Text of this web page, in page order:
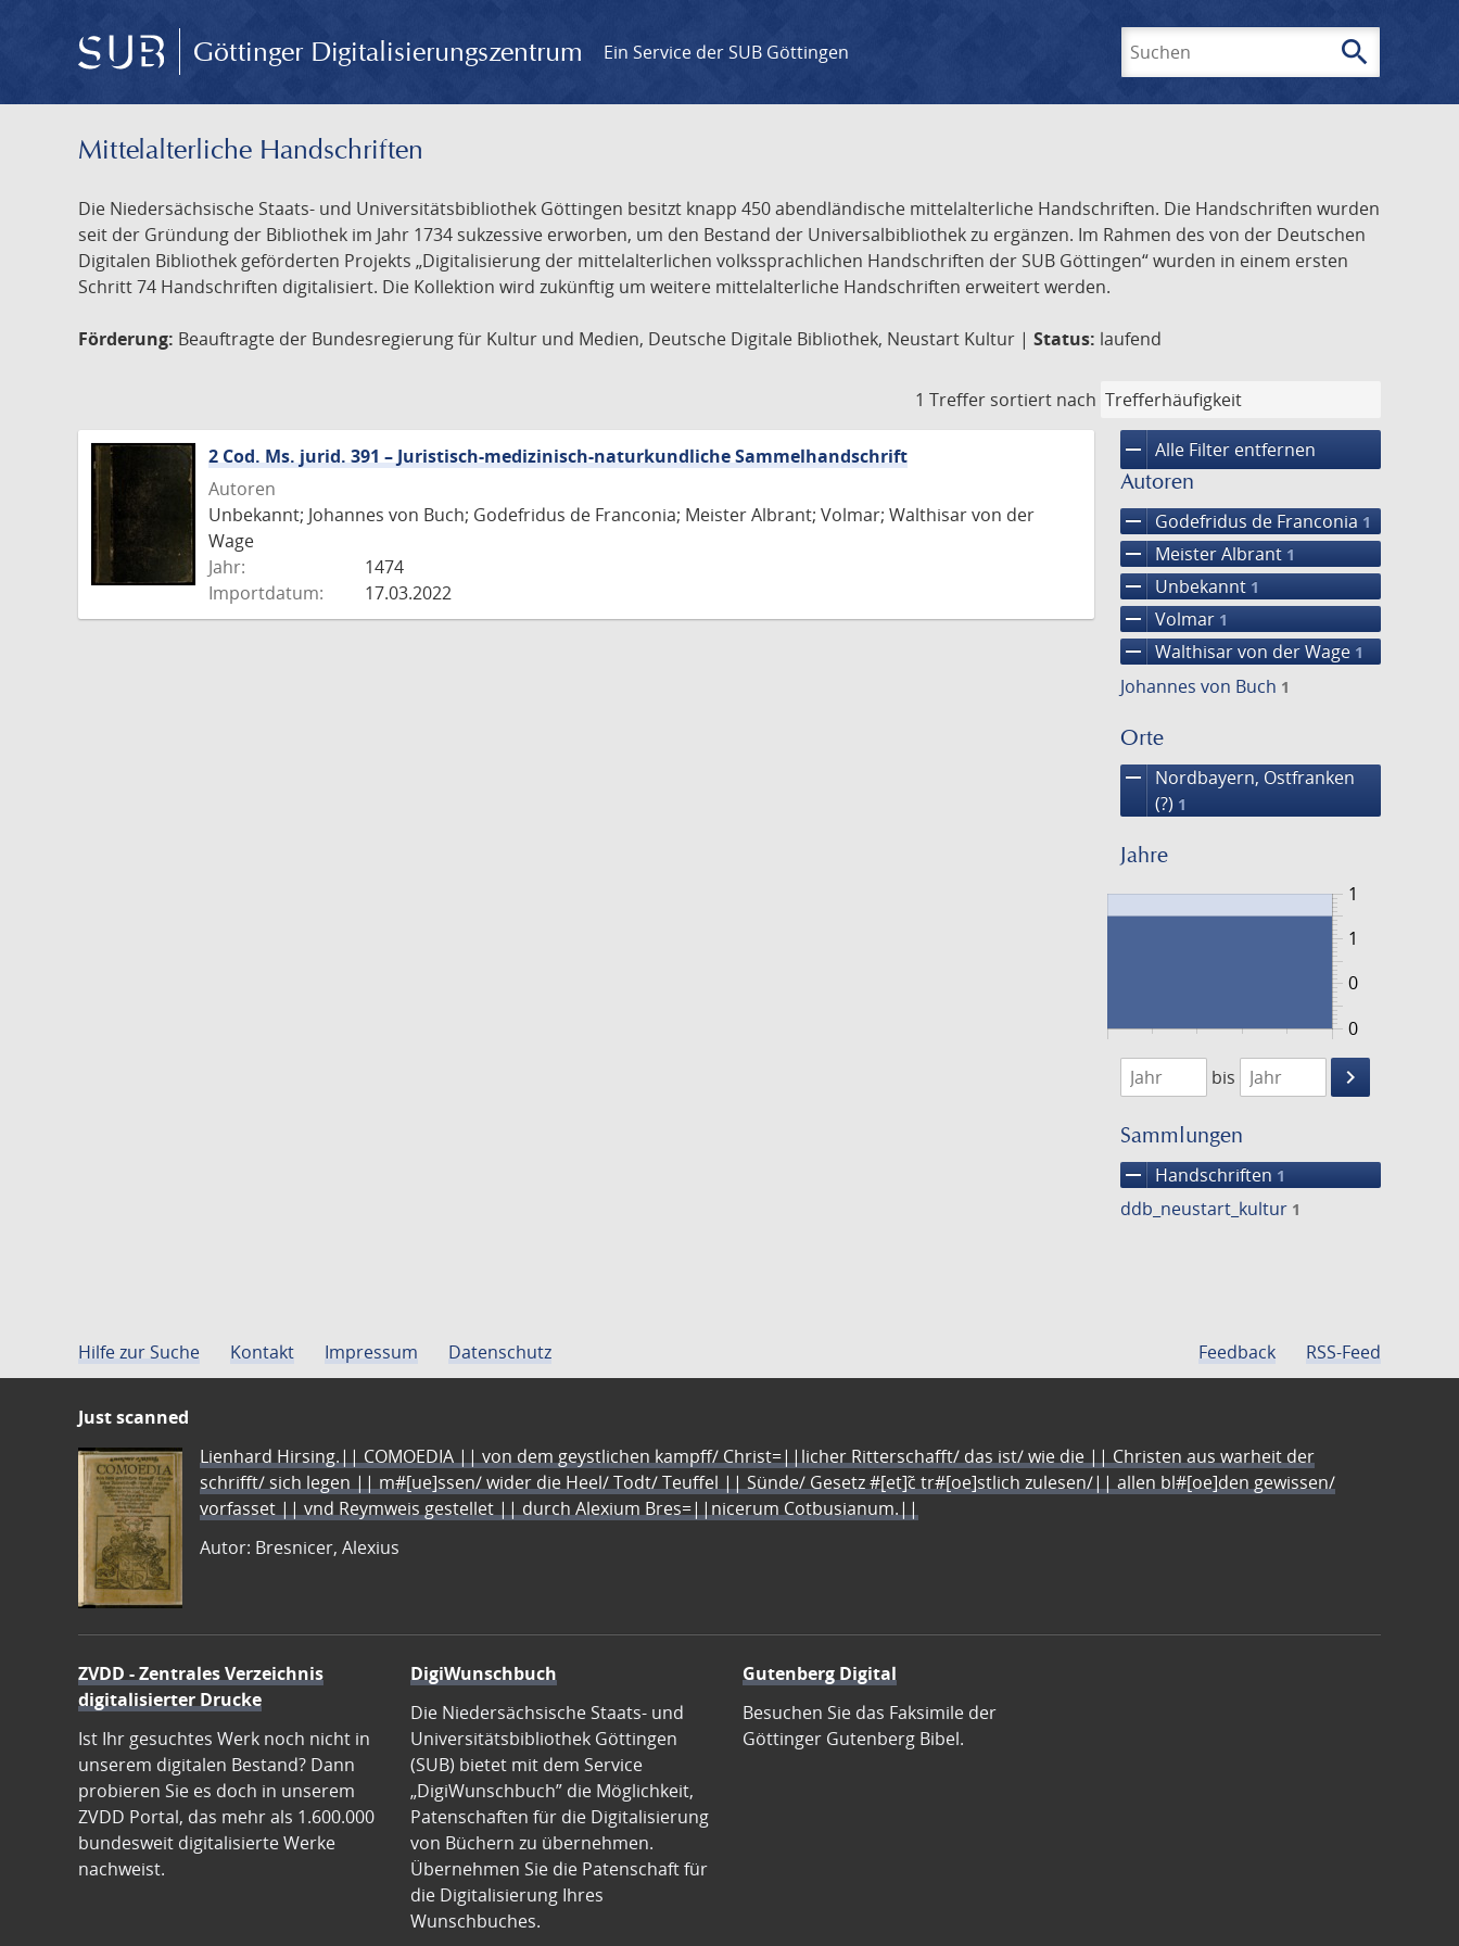
Göttinger Digitalisierungszentrum Ein Service der SUB Göttingen search
Mittelalterliche Handschriften
Die Niedersächsische Staats- und Universitätsbibliothek Göttingen besitzt knapp 450 abendländische mittelalterliche Handschriften. Die Handschriften wurden
seit der Gründung der Bibliothek im Jahr 1734 sukzessive erworben, um den Bestand der Universalbibliothek zu ergänzen. Im Rahmen des von der Deutschen
Digitalen Bibliothek geförderten Projekts „Digitalisierung der mittelalterlichen volkssprachlichen Handschriften der SUB Göttingen“ wurden in einem ersten
Schritt 74 Handschriften digitalisiert. Die Kollektion wird zukünftig um weitere mittelalterliche Handschriften erweitert werden.
Förderung: Beauftragte der Bundesregierung für Kultur und Medien, Deutsche Digitale Bibliothek, Neustart Kultur | Status: laufend
1 Treffer sortiert nach
remove Alle Filter entfernen
Autoren
remove Godefridus de Franconia 1
remove Meister Albrant 1
remove Unbekannt 1
remove Volmar 1
remove Walthisar von der Wage 1
Johannes von Buch 1
Orte
remove
Nordbayern, Ostfranken
(?) 1
Jahre
0
1
0
1
1474
1475
bis
keyboard_arrow_right
Suche
Sammlungen
remove Handschriften 1
ddb_neustart_kultur 1
2 Cod. Ms. jurid. 391 – Juristisch-medizinisch-naturkundliche Sammelhandschrift
Autoren
Unbekannt; Johannes von Buch; Godefridus de Franconia; Meister Albrant; Volmar; Walthisar von der
Wage
Jahr:
1474
Importdatum:
17.03.2022
Hilfe zur Suche Kontakt Impressum Datenschutz Feedback RSS-Feed
Just scanned
Lienhard Hirsing.|| COMOEDIA || von dem geystlichen kampff/ Christ=||licher Ritterschafft/ das ist/ wie die || Christen aus warheit der
schrifft/ sich legen || m#[ue]ssen/ wider die Heel/ Todt/ Teuffel || Sünde/ Gesetz #[et]c̃ tr#[oe]stlich zulesen/|| allen bl#[oe]den gewissen/
vorfasset || vnd Reymweis gestellet || durch Alexium Bres=||nicerum Cotbusianum.||
Autor: Bresnicer, Alexius
ZVDD - Zentrales Verzeichnis
digitalisierter Drucke
Ist Ihr gesuchtes Werk noch nicht in
unserem digitalen Bestand? Dann
probieren Sie es doch in unserem
ZVDD Portal, das mehr als 1.600.000
bundesweit digitalisierte Werke
nachweist.
DigiWunschbuch
Die Niedersächsische Staats- und
Universitätsbibliothek Göttingen
(SUB) bietet mit dem Service
„DigiWunschbuch” die Möglichkeit,
Patenschaften für die Digitalisierung
von Büchern zu übernehmen.
Übernehmen Sie die Patenschaft für
die Digitalisierung Ihres
Wunschbuches.
Gutenberg Digital
Besuchen Sie das Faksimile der
Göttinger Gutenberg Bibel.